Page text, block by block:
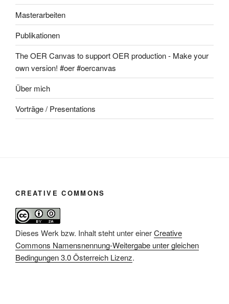
Masterarbeiten
Publikationen
The OER Canvas to support OER production - Make your
own version! #oer #oercanvas
Über mich
Vorträge / Presentations
CREATIVE COMMONS
Dieses Werk bzw. Inhalt steht unter einerCreative
Commons Namensnennung-Weitergabe unter gleichen
Bedingungen 3.0 Österreich Lizenz.